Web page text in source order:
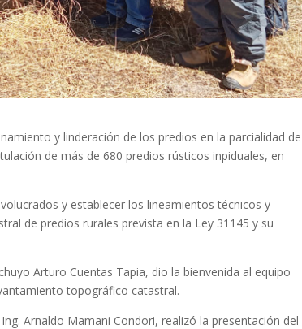
y linderación de los predios en la parcialidad de
de más de 680 predios rústicos inpiduales, en
y establecer los lineamientos técnicos y
de predios rurales prevista en la Ley 31145 y su
Arturo Cuentas Tapia, dio la bienvenida al equipo
topográfico catastral.
Arnaldo Mamani Condori, realizó la presentación del